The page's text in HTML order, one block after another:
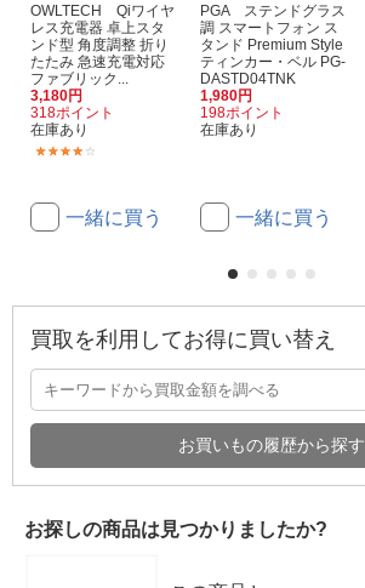
OWLTECH Qiワイヤ
レス充電器 卓上スタ
ンド型 角度調整 折り
たたみ 急速充電対応
ファブリック...
3,180円
318ポイント
在庫あり
一緒に買う
PGA ステンドグラス
調 スマートフォン ス
タンド Premium Style
ティンカー・ベル PG-
DASTD04TNK
1,980円
198ポイント
在庫あり
一緒に買う
買取を利用してお得に買い替え
お買いもの履歴から探す
お探しの商品は見つかりましたか?